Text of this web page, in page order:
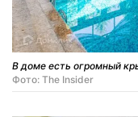
В доме есть огромный
Фото: The Insider